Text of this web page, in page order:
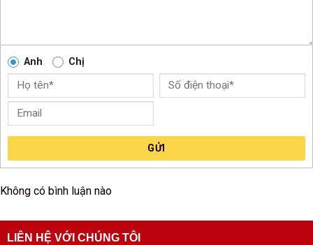
Anh Chị
GỬI
Không có bình luận nào
LIÊN HỆ VỚI CHÚNG TÔI